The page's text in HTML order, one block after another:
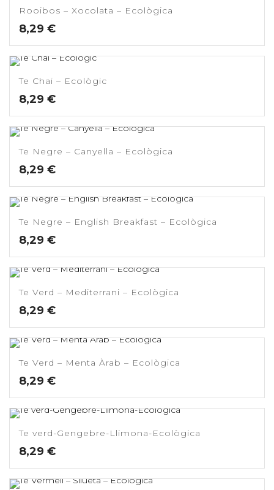
Rooibos – Xocolata – Ecològica
8,29 €
Te Chai – Ecològic
8,29 €
Te Negre – Canyella – Ecològica
8,29 €
Te Negre – English Breakfast – Ecològica
8,29 €
Te Verd – Mediterrani – Ecològica
8,29 €
Te Verd – Menta Àrab – Ecològica
8,29 €
Te verd-Gengebre-Llimona-Ecològica
8,29 €